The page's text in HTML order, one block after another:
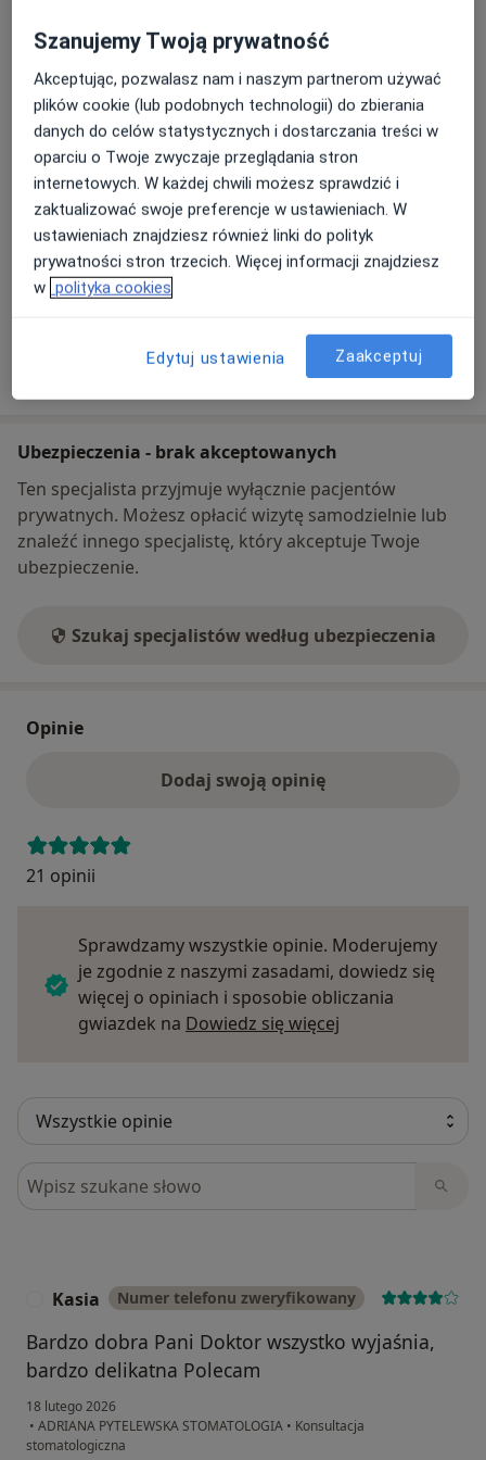
kluczem do skutecznej współpracy.
ADRIANA PYTELEWSKA STOMATOLOGIA
Szaflarska 89/A,34-400Nowy Targ
Powiększ mapęotwiera się w nowej karcie
Dostępność
W tym gabinecie nie można umawiać wizyt przez
internet
Co mam zrobić w tej sytuacji?
Pokaż więcejo adresie
Ubezpieczenia - brak akceptowanych
Ten specjalista przyjmuje wyłącznie pacjentów
prywatnych. Możesz opłacić wizytę samodzielnie lub
znaleźć innego specjalistę, który akceptuje Twoje
ubezpieczenie.
Szukaj specjalistów według ubezpieczenia
Opinie
Dodaj swoją opinię
21 opinii
Sprawdzamy wszystkie opinie. Moderujemy
je zgodnie z naszymi zasadami, dowiedz się
więcej o opiniach i sposobie obliczania
gwiazdek na Dowiedz się więcej
Szukaj w opiniach
Kasia Numer telefonu zweryfikowany
Bardzo dobra Pani Doktor wszystko wyjaśnia,
bardzo delikatna Polecam
18 lutego 2026
• ADRIANA PYTELEWSKA STOMATOLOGIA • Konsultacja
stomatologiczna
Szanujemy Twoją prywatność
Akceptując, pozwalasz nam i naszym partnerom używać
plików cookie (lub podobnych technologii) do zbierania
danych do celów statystycznych i dostarczania treści w
oparciu o Twoje zwyczaje przeglądania stron
internetowych. W każdej chwili możesz sprawdzić i
zaktualizować swoje preferencje w ustawieniach. W
ustawieniach znajdziesz również linki do polityk
prywatności stron trzecich. Więcej informacji znajdziesz
w polityka cookies
Edytuj ustawienia Zaakceptuj